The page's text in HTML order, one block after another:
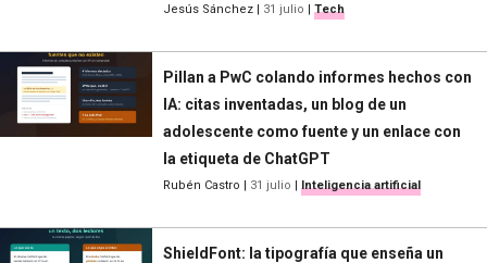
Jesús Sánchez | 31 julio | Tech
Pillan a PwC colando informes hechos con
IA: citas inventadas, un blog de un
adolescente como fuente y un enlace con
la etiqueta de ChatGPT
Rubén Castro | 31 julio | Inteligencia artificial
ShieldFont: la tipografía que enseña un